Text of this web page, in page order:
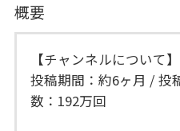
概要
【チャンネルについて】
投稿期間：約6ヶ月 / 投
数：192万回